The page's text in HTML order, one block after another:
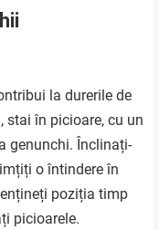
la durerile de
stai în picioare, cu un
genunchi. Înclinați-
o întindere în
poziția timp
picioarele.